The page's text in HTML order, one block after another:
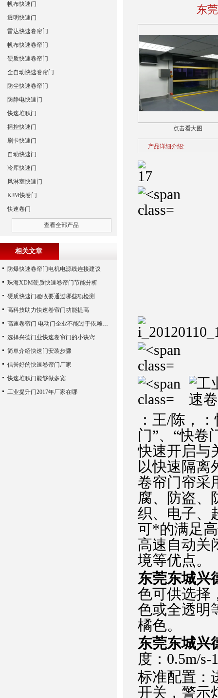
东
点击看大图
产品详细介绍:
：王/陈，
门”、“快卷
快速开启与
以快速隔离
卷帘门帘采
腐、防盗、
织、电子、
可*的满足
高速自动关
境等优点。
东莞东城兴
色可供选择
色或全透明
橘色。
东莞东城兴
度：0.5m/s-
标准配置：
开关，警示
帆布快速门
透明快速门
雷达快速卷帘门
帆布快速卷帘门
硬质快速卷帘门
全自动快速卷帘门
防尘快速卷帘门
防静电快速门
快速堆积门
摇控快速门
刷卡快速门
自动快速门
冷库快速门
风淋室快速门
KJM快卷门
快速卷门
查看全部产品
相关文章
防爆快速卷帘门电机电源线连接建议
珠海XDM硬质快速卷帘门节能分析
硬质快速门验收要通过哪些项检测
高科技助力快速卷帘门功能提高
高速卷帘门 电动门企业不能过于依赖广告宣传
选择兴德门业快速卷帘门的小诀窍
简单介绍快速门安装步骤
信誉好的快速卷帘门厂家
快速堆积门能够做多宽
工业提升门2017年厂家在哪